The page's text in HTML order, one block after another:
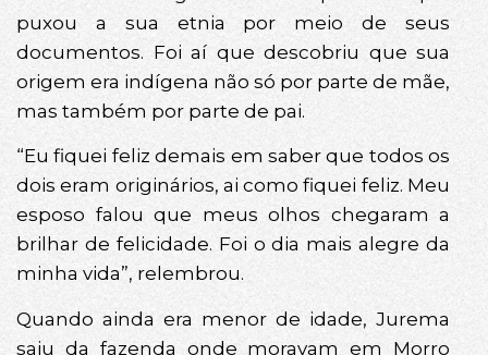
puxou a sua etnia por meio de seus
documentos. Foi aí que descobriu que sua
origem era indígena não só por parte de mãe,
mas também por parte de pai.
“Eu fiquei feliz demais em saber que todos os
dois eram originários, ai como fiquei feliz. Meu
esposo falou que meus olhos chegaram a
brilhar de felicidade. Foi o dia mais alegre da
minha vida”, relembrou.
Quando ainda era menor de idade, Jurema
saiu da fazenda onde moravam em Morro